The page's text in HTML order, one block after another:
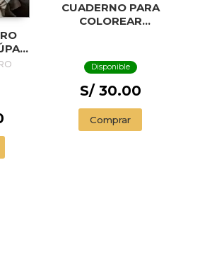
CUADERNO PARA
COLOREAR
Disponible
S/ 30.00
Comprar